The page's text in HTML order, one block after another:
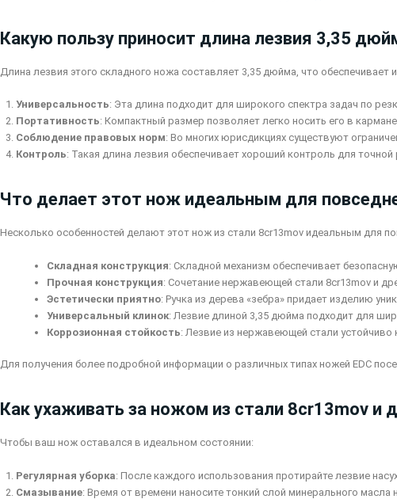
Какую пользу приносит длина лезвия 3,35
Длина лезвия этого складного ножа составляет 3,35 дюйма, что обеспечивает
Универсальность: Эта длина подходит для широкого спектра задач по
Портативность: Компактный размер позволяет легко носить его в
Соблюдение правовых норм: Во многих юрисдикциях существуют
Контроль: Такая длина лезвия обеспечивает хороший контроль для
Что делает этот нож идеальным для
Несколько особенностей делают этот нож из стали 8cr13mov идеальным для
Складная конструкция: Складной механизм обеспечивает
Прочная конструкция: Сочетание нержавеющей стали 8cr13mov и
Эстетически приятно: Ручка из дерева «зебра» придает изделию
Универсальный клинок: Лезвие длиной 3,35 дюйма подходит для
Коррозионная стойкость: Лезвие из нержавеющей стали устойчиво
Для получения более подробной информации о различных типах ножей EDC
Как ухаживать за ножом из стали 8cr13mov и
Чтобы ваш нож оставался в идеальном состоянии:
Регулярная уборка: После каждого использования протирайте лезвие
Смазывание: Время от времени наносите тонкий слой минерального масла